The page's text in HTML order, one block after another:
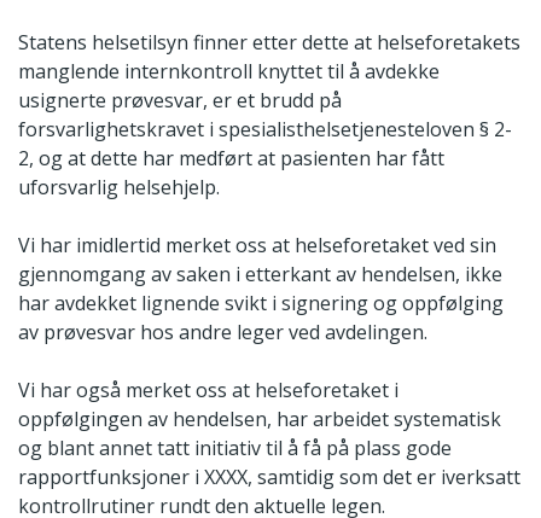
Statens helsetilsyn finner etter dette at helseforetakets
manglende internkontroll knyttet til å avdekke
usignerte prøvesvar, er et brudd på
forsvarlighetskravet i spesialisthelsetjenesteloven § 2-
2, og at dette har medført at pasienten har fått
uforsvarlig helsehjelp.
Vi har imidlertid merket oss at helseforetaket ved sin
gjennomgang av saken i etterkant av hendelsen, ikke
har avdekket lignende svikt i signering og oppfølging
av prøvesvar hos andre leger ved avdelingen.
Vi har også merket oss at helseforetaket i
oppfølgingen av hendelsen, har arbeidet systematisk
og blant annet tatt initiativ til å få på plass gode
rapportfunksjoner i XXXX, samtidig som det er iverksatt
kontrollrutiner rundt den aktuelle legen.